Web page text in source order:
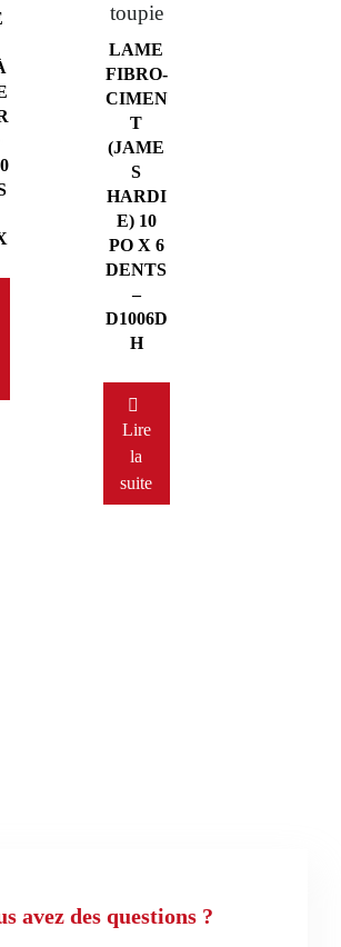
toupie
LAME
FIBRO-
CIMEN
T
(JAME
S
HARDI
E) 10
PO X 6
DENTS
–
D1006D
H
Lire
la
suite
avez des questions ?